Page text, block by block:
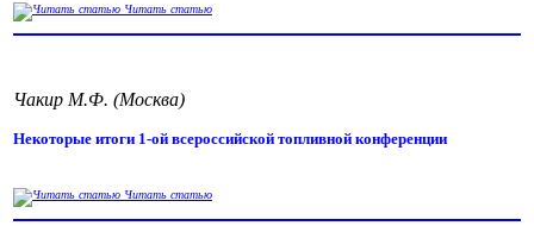
Читать статью
Чакир М.Ф. (Москва)
Некоторые итоги 1-ой всероссийской топливной конференции
Читать статью